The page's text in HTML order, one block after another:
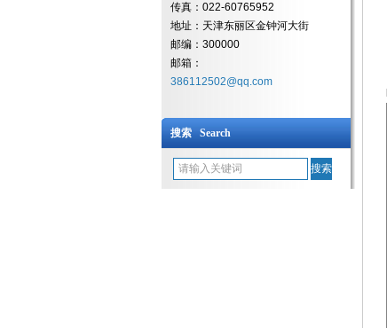
传真：022-60765952
地址：天津东丽区金钟河大街
邮编：300000
邮箱：
386112502@qq.com
搜索 Search